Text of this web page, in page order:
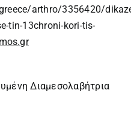
arthro/3356420/
tin-13chroni-kori-tis-
Διαμεσολαβήτρια